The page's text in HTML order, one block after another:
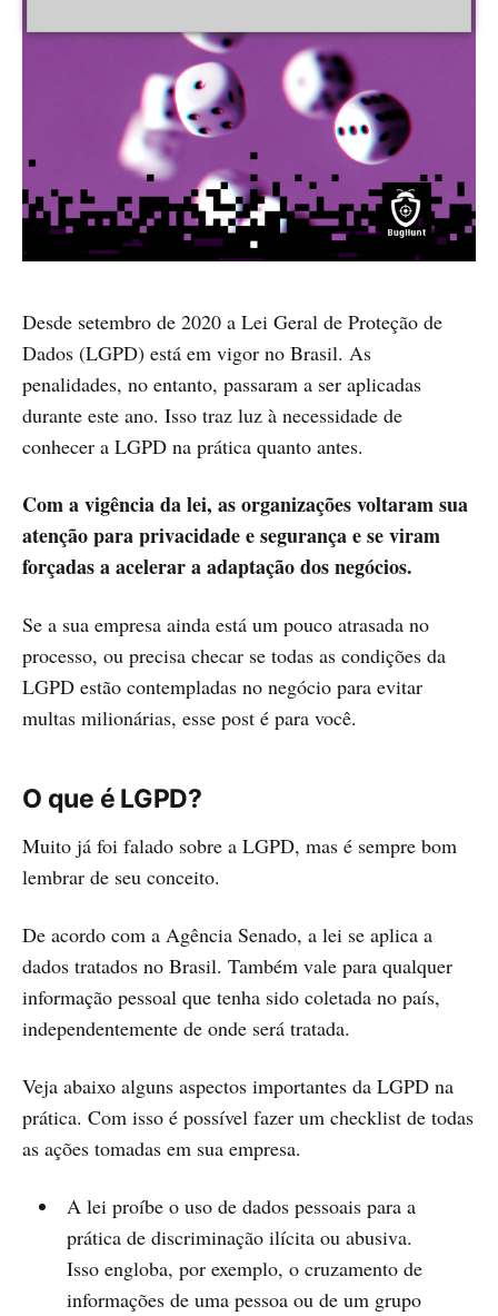
Desde setembro de 2020 a Lei Geral de Proteção de
Dados (LGPD) está em vigor no Brasil. As
penalidades, no entanto, passaram a ser aplicadas
durante este ano. Isso traz luz à necessidade de
conhecer a LGPD na prática quanto antes.
Com a vigência da lei, as organizações voltaram sua
atenção para privacidade e segurança e se viram
forçadas a acelerar a adaptação dos negócios.
Se a sua empresa ainda está um pouco atrasada no
processo, ou precisa checar se todas as condições da
LGPD estão contempladas no negócio para evitar
multas milionárias, esse post é para você.
O que é LGPD?
Muito já foi falado sobre a LGPD, mas é sempre bom
lembrar de seu conceito.
De acordo com a Agência Senado, a lei se aplica a
dados tratados no Brasil. Também vale para qualquer
informação pessoal que tenha sido coletada no país,
independentemente de onde será tratada.
Veja abaixo alguns aspectos importantes da LGPD na
prática. Com isso é possível fazer um checklist de todas
as ações tomadas em sua empresa.
A lei proíbe o uso de dados pessoais para a
prática de discriminação ilícita ou abusiva.
Isso engloba, por exemplo, o cruzamento de
informações de uma pessoa ou de um grupo